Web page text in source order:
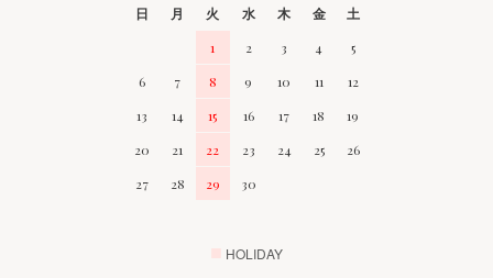
日 月 火 水 木 金
土
1
2 3 4
5
6
7 8 9 10 11
12
13
14 15 16 17 18
19
20
21 22 23 24 25
26
27
28 29 30
HOLIDAY